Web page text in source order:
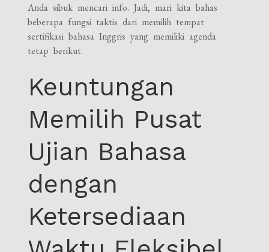
Anda sibuk mencari info. Jadi, mari kita bahas
beberapa fungsi taktis dari memilih tempat
sertifikasi bahasa Inggris yang memiliki agenda
tetap berikut.
Keuntungan
Memilih Pusat
Ujian Bahasa
dengan
Ketersediaan